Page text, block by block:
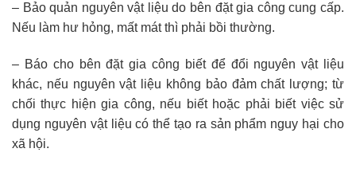
– Bảo quản nguyên vật liệu do bên đặt gia công cung cấp.
Nếu làm hư hỏng, mất mát thì phải bồi thường.
– Báo cho bên đặt gia công biết để đổi nguyên vật liệu
khác, nếu nguyên vật liệu không bảo đảm chất lượng; từ
chối thực hiện gia công, nếu biết hoặc phải biết việc sử
dụng nguyên vật liệu có thể tạo ra sản phẩm nguy hại cho
xã hội.